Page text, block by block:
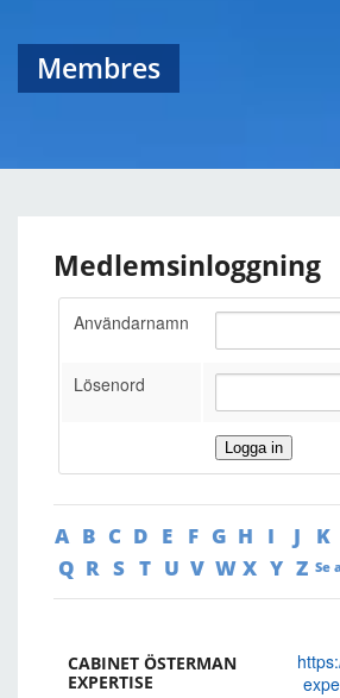
Membres
Medlemsinloggning
Användarnamn
Lösenord
A B C D E F G H I J K
Q R S T U V W X Y Z Se
CABINET ÖSTERMAN
EXPERTISE